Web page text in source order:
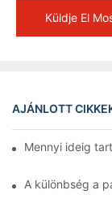
Küldje El
AJÁNLOTT
Mennyi ideig
A különbség a